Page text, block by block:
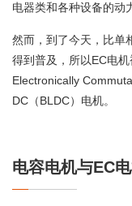
电器类和各种设备的动
然而，到了今天，比单
得到普及，所以EC电
Electronically
DC（BLDC）电机。
电容电机与EC